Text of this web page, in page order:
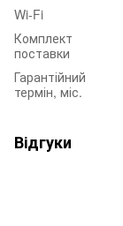
Wi-Fi
Комплект
поставки
Гарантійний
термін, міс.
Відгуки